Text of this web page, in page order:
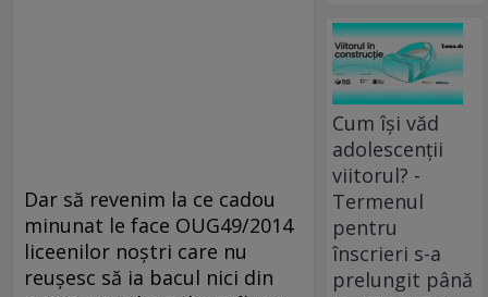
Dar să revenim la ce cadou
minunat le face OUG49/2014
liceenilor noştri care nu
reuşesc să ia bacul nici din
Cum își văd
adolescenții
viitorul? -
Termenul
pentru
înscrieri s-a
prelungit până